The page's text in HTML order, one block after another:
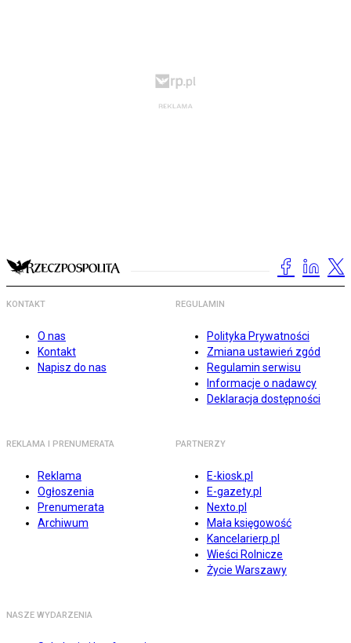
KONTAKT
O nas
Kontakt
Napisz do nas
REGULAMIN
Polityka Prywatności
Zmiana ustawień zgód
Regulamin serwisu
Informacje o nadawcy
Deklaracja dostępności
REKLAMA I PRENUMERATA
Reklama
Ogłoszenia
Prenumerata
Archiwum
PARTNERZY
E-kiosk.pl
E-gazety.pl
Nexto.pl
Mała księgowość
Kancelarierp.pl
Wieści Rolnicze
Życie Warszawy
NASZE WYDARZENIA